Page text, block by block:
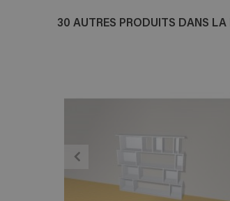
30 AUTRES PRODUITS DANS LA
ADD TO CART